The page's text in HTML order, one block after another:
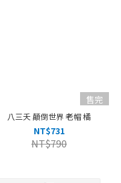
售完
八三夭 顛倒世界 老帽 橘
NT$731
NT$790